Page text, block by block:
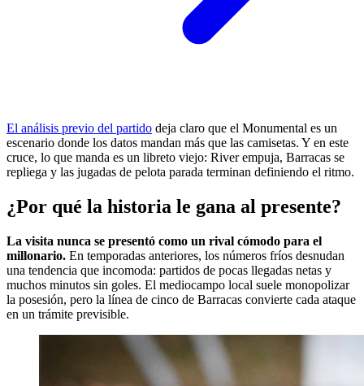
El análisis previo del partido deja claro que el Monumental es un
escenario donde los datos mandan más que las camisetas. Y en este
cruce, lo que manda es un libreto viejo: River empuja, Barracas se
repliega y las jugadas de pelota parada terminan definiendo el ritmo.
¿Por qué la historia le gana al presente?
La visita nunca se presentó como un rival cómodo para el
millonario. En temporadas anteriores, los números fríos desnudan
una tendencia que incomoda: partidos de pocas llegadas netas y
muchos minutos sin goles. El mediocampo local suele monopolizar
la posesión, pero la línea de cinco de Barracas convierte cada ataque
en un trámite previsible.